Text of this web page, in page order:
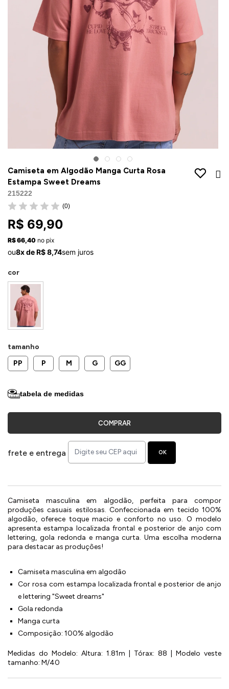
Camiseta em Algodão Manga Curta Rosa
Estampa Sweet Dreams
215222
(0)
R$ 69,90
R$ 66,40 no pix
ou8x de R$ 8,74sem juros
cor
tamanho
PP
P M G GG
tabela de medidas
COMPRAR
frete e entrega OK
Camiseta masculina em algodão, perfeita para compor
produções casuais estilosas. Confeccionada em tecido 100%
algodão, oferece toque macio e conforto no uso. O modelo
apresenta estampa localizada frontal e posterior de anjo com
lettering, gola redonda e manga curta. Uma escolha moderna
para destacar as produções!
Camiseta masculina em algodão
Cor rosa com estampa localizada frontal e posterior de anjo
e lettering "Sweet dreams"
Gola redonda
Manga curta
Composição: 100% algodão
Medidas do Modelo: Altura: 1.81m | Tórax: 88 | Modelo veste
tamanho: M/40